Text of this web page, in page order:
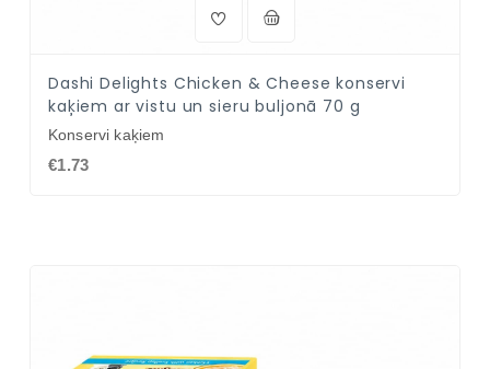
Dashi Delights Chicken & Cheese konservi
kaķiem ar vistu un sieru buljonā 70 g
Konservi kaķiem
€1.73